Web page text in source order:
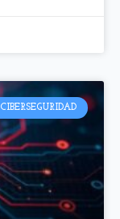
CIBERSEGURIDAD